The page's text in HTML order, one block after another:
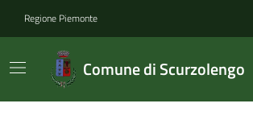
Regione Piemonte
Comune di Scurzolengo